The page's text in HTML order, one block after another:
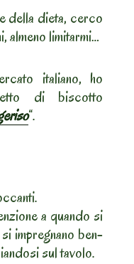
della dieta, cerco
almeno limitarmi…
italiano, ho
di biscotto
“.
a quando si
impregnano ben-
sul tavolo.